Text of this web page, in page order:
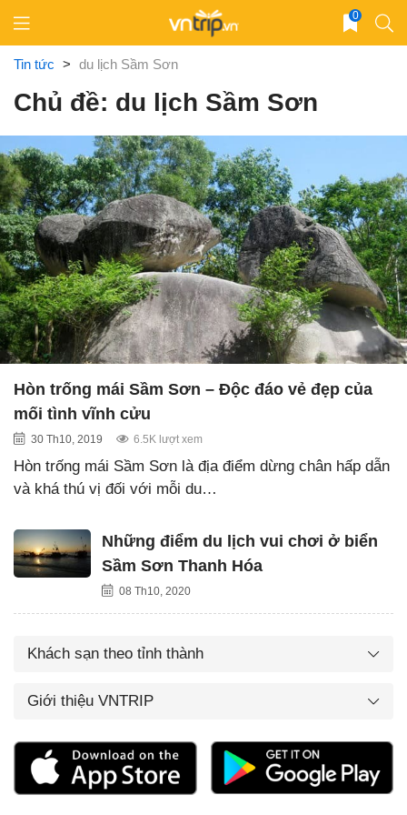
content
0
Tin tức > du lịch Sầm Sơn
Chủ đề: du lịch Sầm Sơn
Hòn trống mái Sầm Sơn – Độc đáo vẻ đẹp của
mối tình vĩnh cửu
30 Th10, 2019 6.5K lượt xem
Hòn trống mái Sầm Sơn là địa điểm dừng chân hấp dẫn
và khá thú vị đối với mỗi du…
Những điểm du lịch vui chơi ở biển
Sầm Sơn Thanh Hóa
08 Th10, 2020
Khách sạn theo tỉnh thành
Giới thiệu VNTRIP